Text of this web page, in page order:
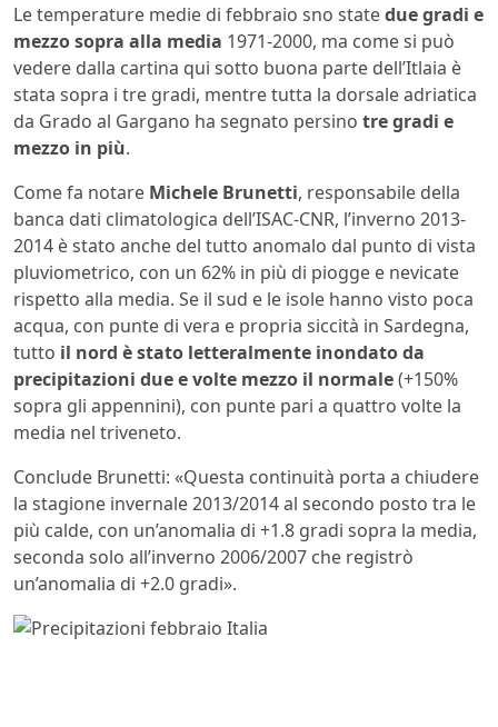
Le temperature medie di febbraio sno statedue gradi e
mezzo sopra alla media 1971-2000, ma come si può
vedere dalla cartina qui sotto buona parte dell’Itlaia è
stata sopra i tre gradi, mentre tutta la dorsale adriatica
da Grado al Gargano ha segnato persino tre gradi e
mezzo in più.
Come fa notare Michele Brunetti, responsabile della
banca dati climatologica dell’ISAC-CNR, l’inverno 2013-
2014 è stato anche del tutto anomalo dal punto di vista
pluviometrico, con un 62% in più di piogge e nevicate
rispetto alla media. Se il sud e le isole hanno visto poca
acqua, con punte di vera e propria siccità in Sardegna,
tutto il nord è stato letteralmente inondato da
precipitazioni due e volte mezzo il normale(+150%
sopra gli appennini), con punte pari a quattro volte la
media nel triveneto.
Conclude Brunetti: «Questa continuità porta a chiudere
la stagione invernale 2013/2014 al secondo posto tra le
più calde, con un’anomalia di +1.8 gradi sopra la media,
seconda solo all’inverno 2006/2007 che registrò
un’anomalia di +2.0 gradi».